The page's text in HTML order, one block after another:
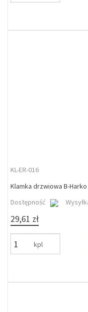
KL-ER-016
Klamka drzwiowa B-
Dostępność
29,61 zł
kpl